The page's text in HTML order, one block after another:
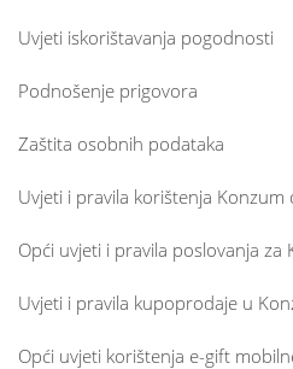
Uvjeti iskorištavanja pogodnosti
Podnošenje prigovora
Zaštita osobnih podataka
Uvjeti i pravila korištenja
Opći uvjeti i pravila poslovanja
Uvjeti i pravila kupoprodaje u
Opći uvjeti korištenja e-gift